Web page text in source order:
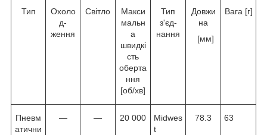
Тип
Охоло
д-
ження
Світло
Макси
мальн
а
швидкі
сть
оберта
ння
[об/хв]
Тип
з'єд-
нання
Довжи
на
[мм]
Вага [г]
Пневм
атични
— — 20 000
Midwes
t
78.3 63